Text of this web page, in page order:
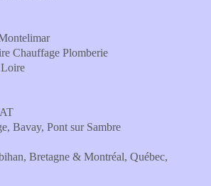
Chauffage Plomberie
Bavay, Pont sur Sambre
Bretagne & Montréal, Québec,